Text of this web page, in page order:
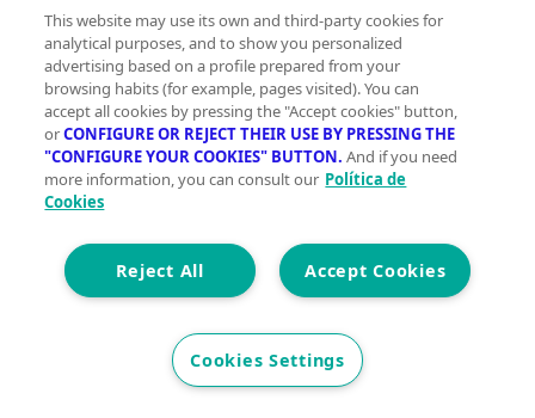
Impuestos y gastos de la compra 1000000 €
This website may use its own and third-party cookies for
analytical purposes, and to show you personalized
advertising based on a profile prepared from your
browsing habits (for example, pages visited). You can
accept all cookies by pressing the "Accept cookies" button,
orCONFIGURE OR REJECT THEIR USE BY PRESSING THE
"CONFIGURE YOUR COOKIES" BUTTON. And if you need
more information, you can consult our Política de
Cookies
Accept Cookies
Reject All
Cookies Settings